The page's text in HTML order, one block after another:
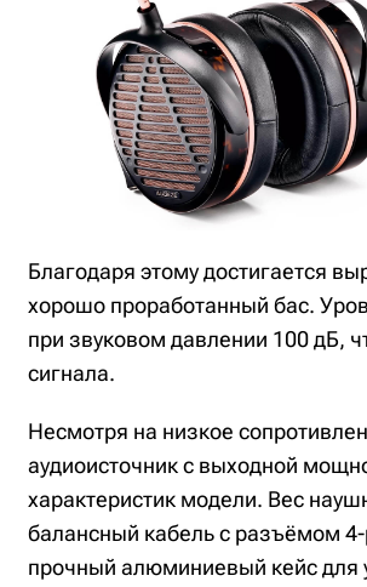
Благодаря этому достигается
хорошо проработанный бас.
при звуковом давлении 100 дБ,
сигнала.
Несмотря на низкое
аудиоисточник с выходной
характеристик модели. Вес
балансный кабель с разъёмом
прочный алюминиевый кейс для